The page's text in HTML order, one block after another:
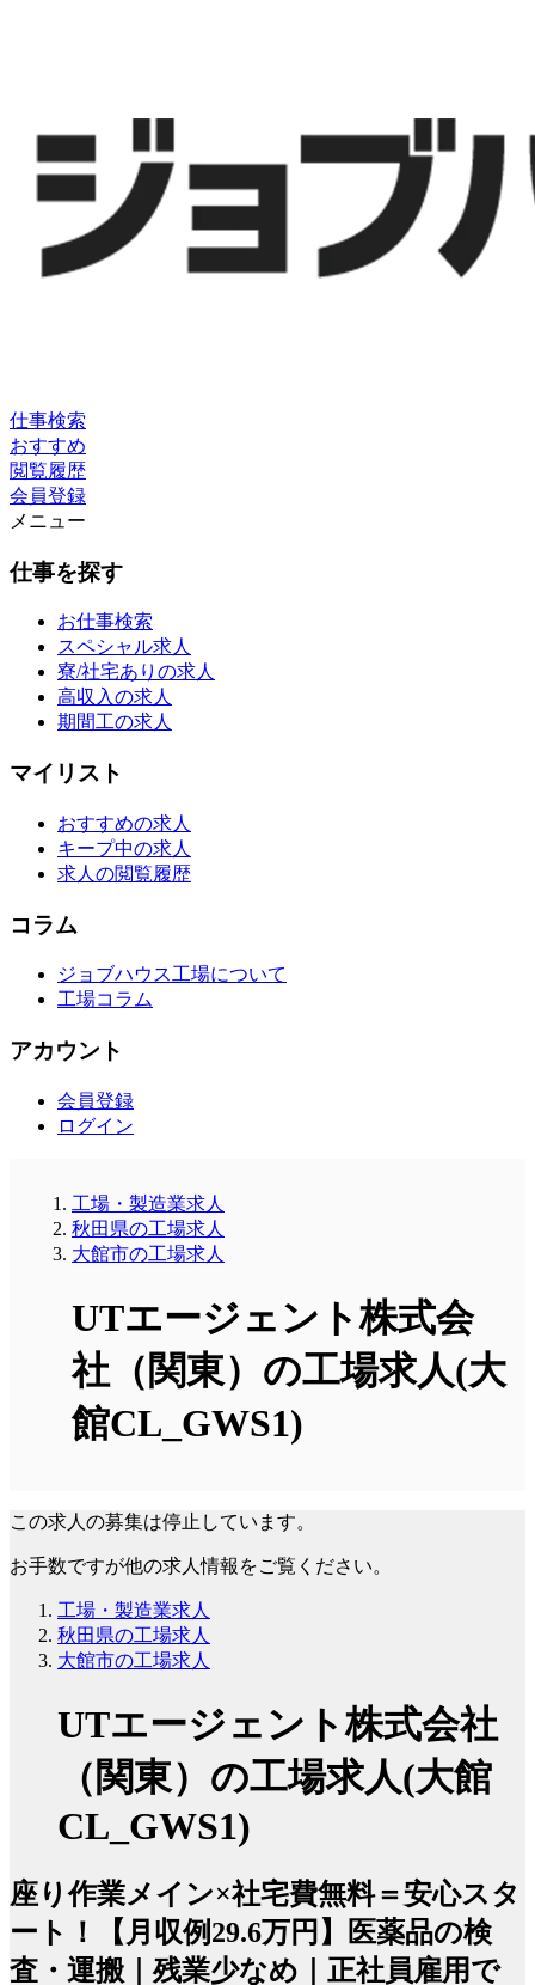
仕事検索
おすすめ
閲覧履歴
会員登録
メニュー
仕事を探す
お仕事検索
スペシャル求人
寮/社宅ありの求人
高収入の求人
期間工の求人
マイリスト
おすすめの求人
キープ中の求人
求人の閲覧履歴
コラム
ジョブハウス工場について
工場コラム
アカウント
会員登録
ログイン
工場・製造業求人
秋田県の工場求人
大館市の工場求人
UTエージェント株式会
社（関東）の工場求人(大
館CL_GWS1)
この求人の募集は停止しています。
お手数ですが他の求人情報をご覧ください。
工場・製造業求人
秋田県の工場求人
大館市の工場求人
UTエージェント株式会社
（関東）の工場求人(大館
CL_GWS1)
座り作業メイン×社宅費無料＝安心スタ
ート！【月収例29.6万円】医薬品の検
査・運搬｜残業少なめ｜正社員雇用で